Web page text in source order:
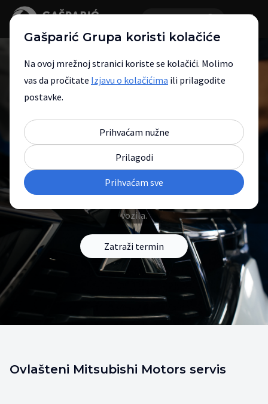
Ovlašteni servisni centar
za Mitsubishi Motors
Stručna briga za sigurnost, pouzdanost i
vozila.
Zatraži termin
Ovlašteni Mitsubishi Motors servis
Gašparić Grupa koristi kolačiće
Na ovoj mrežnoj stranici koriste se kolačići. Molimo
vas da pročitate Izjavu o kolačićima ili prilagodite
postavke.
Prihvaćam nužne
Prilagodi
Prihvaćam sve